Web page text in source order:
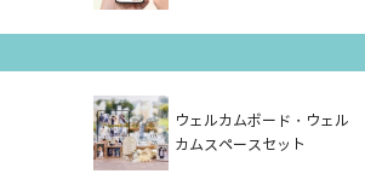
ウェルカムボード・ウェル
カムスペースセット